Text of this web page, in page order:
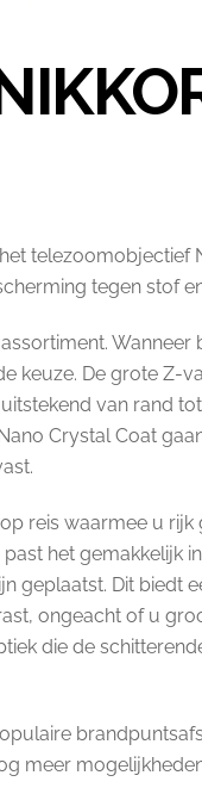
telezoomobjectief
tegen stof
Wanneer
keuze. De grote Z-
van rand
Crystal Coat
reis waarmee u rijk
het gemakkelijk
geplaatst. Dit biedt
ongeacht of u
die de
meer